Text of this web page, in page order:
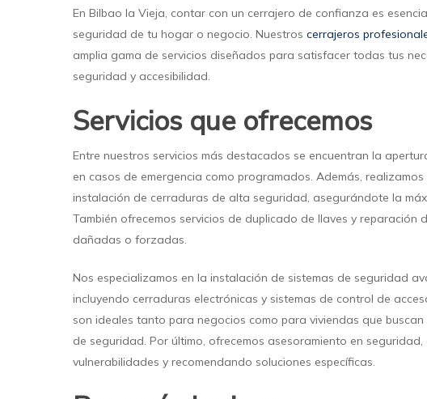
En Bilbao la Vieja, contar con un cerrajero de confianza es
seguridad de tu hogar o negocio. Nuestroscerrajeros
amplia gama de servicios diseñados para satisfacer todas tus
seguridad y accesibilidad.
Servicios que ofrecemos
Entre nuestros servicios más destacados se encuentran la
en casos de emergencia como programados. Además, realizamos
instalación de cerraduras de alta seguridad, asegurándote la
También ofrecemos servicios de duplicado de llaves y reparación
dañadas o forzadas.
Nos especializamos en la instalación de sistemas de seguridad
incluyendo cerraduras electrónicas y sistemas de control de
son ideales tanto para negocios como para viviendas que
de seguridad. Por último, ofrecemos asesoramiento en
vulnerabilidades y recomendando soluciones específicas.